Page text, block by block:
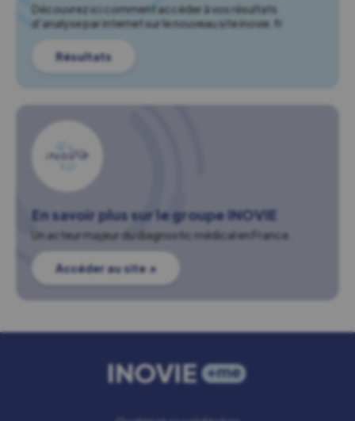
Découvrez ici comment accéder à vos résultats
d'analyse par internet sur le nouveau site inovie.fr
Résultats
En savoir plus sur le groupe INOVIE
Un acteur majeur du diagnostic médical en France.
Accéder au site ↗